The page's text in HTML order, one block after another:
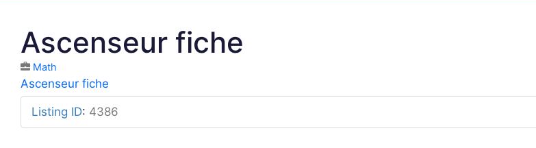
Ascenseur fiche
Math
Ascenseur fiche
Listing ID: 4386